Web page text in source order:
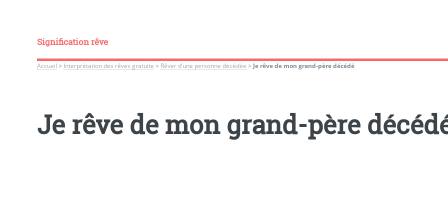
Signification rêve
Accueil > Interprétation des rêves gratuite > Rêver d’une personne décédée > Je rêve de mon grand-père décédé
Je rêve de mon grand-père